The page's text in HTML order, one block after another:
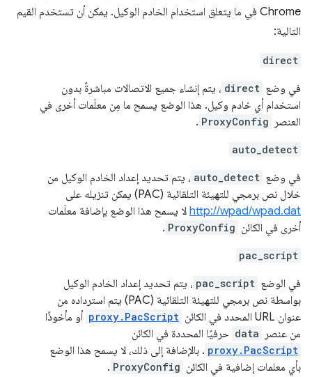
Chrome في ما يتعلق استخدام الخادم الوكيل. يمكن أن تستخدم القيم
التالية:
direct
في وضع direct ، يتم إنشاء جميع الاتصالات مباشرةً بدون
استخدام أي خادم وكيل. هذا الوضع يسمح ما مِن معلَمات أخرى في
العنصر
ProxyConfig
.
auto_detect
في وضع auto_detect ، يتم تحديد إعداد الخادم الوكيل من
خلال نص برمجي للتهيئة التلقائية (PAC) يمكن تنزيله على
http://wpad/wpad.dat لا يسمح هذا الوضع بإضافة معلَمات
أخرى في الكائن ProxyConfig
.
pac_script
في الوضع pac_script ، يتم تحديد إعداد الخادم الوكيل
بواسطة نص برمجي للتهيئة التلقائية (PAC) يتم استرداده من
عنوان URL المحدد في الكائن
proxy.PacScript أو مأخوذًا
من عنصر
data حرفيًا المحددة في الكائن
proxy.PacScript . بالإضافة إلى ذلك، لا يسمح هذا الوضع
بأي معلمات إضافية في الكائن ProxyConfig
.